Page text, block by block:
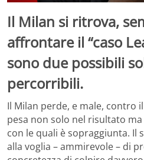
Il Milan si ritrova,
affrontare il “caso
sono due possibili
percorribili.
Il Milan perde, e male, contro
pesa non solo nel risultato
con le quali è sopraggiunta. Il
alla voglia – ammirevole – di